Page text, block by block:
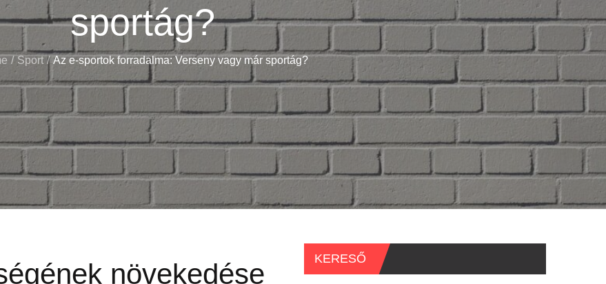
sportág?
Sport Az e-sportok forradalma: Verseny vagy már sportág?
növekedése
KERESŐ